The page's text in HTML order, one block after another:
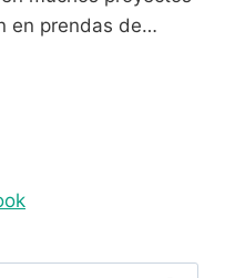
en prendas de…